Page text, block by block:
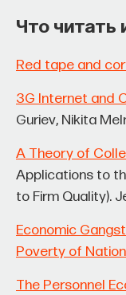
Что читать
Red tape and
3G Internet and
Guriev, Nikita
A Theory of
Applications to
to Firm Quality).
Economic
Poverty of
The Personnel